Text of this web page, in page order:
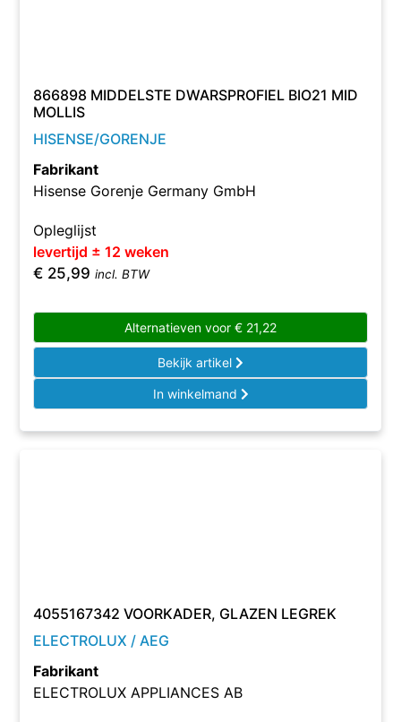
866898 MIDDELSTE DWARSPROFIEL BIO21 MID
MOLLIS
HISENSE/GORENJE
Fabrikant
Hisense Gorenje Germany GmbH
Opleglijst
levertijd ± 12 weken
€ 25,99 incl. BTW
Alternatieven voor € 21,22
Bekijk artikel
In winkelmand
4055167342 VOORKADER, GLAZEN LEGREK
ELECTROLUX / AEG
Fabrikant
ELECTROLUX APPLIANCES AB